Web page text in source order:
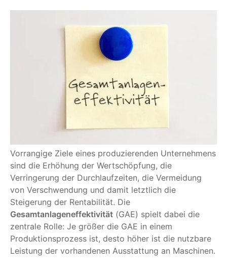
Vorrangige Ziele eines produzierenden Unternehmens
sind die Erhöhung der Wertschöpfung, die
Verringerung der Durchlaufzeiten, die Vermeidung
von Verschwendung und damit letztlich die
Steigerung der Rentabilität. Die
Gesamtanlageneffektivität (GAE) spielt dabei die
zentrale Rolle: Je größer die GAE in einem
Produktionsprozess ist, desto höher ist die nutzbare
Leistung der vorhandenen Ausstattung an Maschinen.